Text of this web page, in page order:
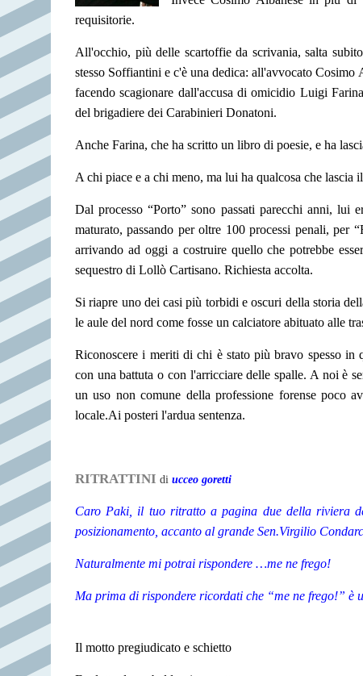
requisitorie.
All'occhio, più delle scartoffie da scrivania, salta
stesso Soffiantini e c'è una dedica: all'avvocato
facendo scagionare dall'accusa di omicidio Luigi
del brigadiere dei Carabinieri Donatoni.
Anche Farina, che ha scritto un libro di poesie, e ha
A chi piace e a chi meno, ma lui ha qualcosa che lascia
Dal processo “Porto” sono passati parecchi anni,
maturato, passando per oltre 100 processi penali, per
arrivando ad oggi a costruire quello che potrebbe
sequestro di Lollò Cartisano. Richiesta accolta.
Si riapre uno dei casi più torbidi e oscuri della storia
le aule del nord come fosse un calciatore abituato alle
Riconoscere i meriti di chi è stato più bravo spesso in
con una battuta o con l'arricciare delle spalle. A noi è
un uso non comune della professione forense poco
locale.Ai posteri l'ardua sentenza.
RITRATTINI di ucceo goretti
Caro Paki, il tuo ritratto a pagina due della riviera
posizionamento, accanto al grande Sen.Virgilio
Naturalmente mi potrai rispondere …me ne frego!
Ma prima di rispondere ricordati che “me ne frego!” è
Il motto pregiudicato e schietto